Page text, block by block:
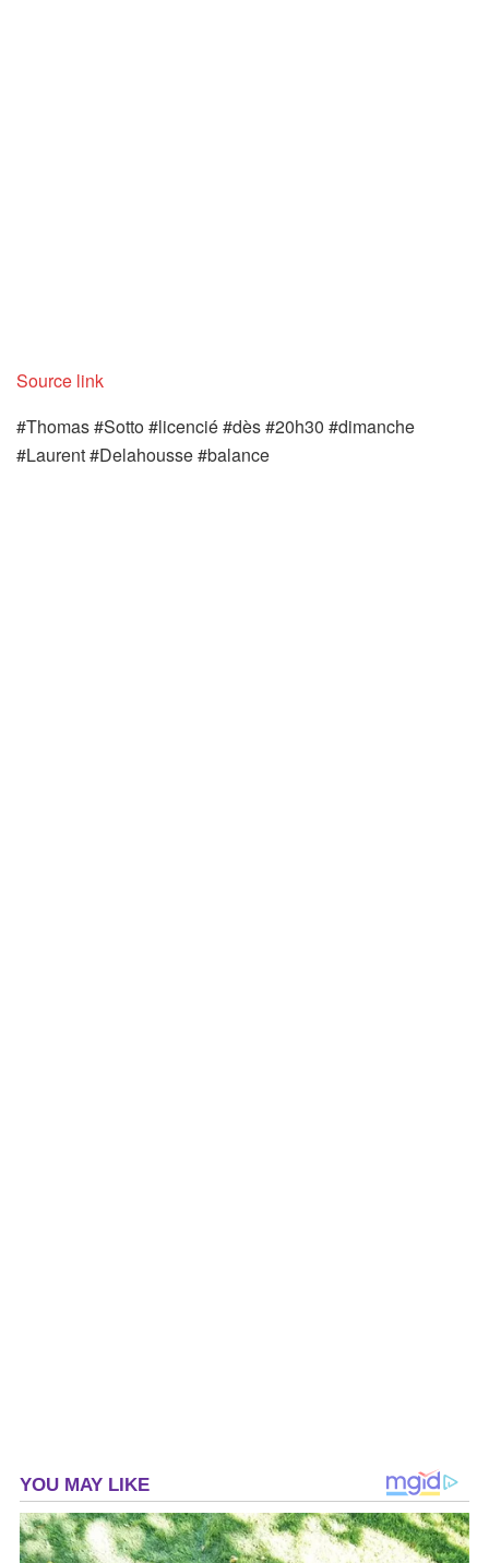
Source link
#Thomas #Sotto #licencié #dès #20h30 #dimanche
#Laurent #Delahousse #balance